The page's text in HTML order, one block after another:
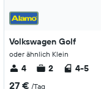
Volkswagen Golf
oder ähnlich Klein
4 2 4-5
27 € /Tag